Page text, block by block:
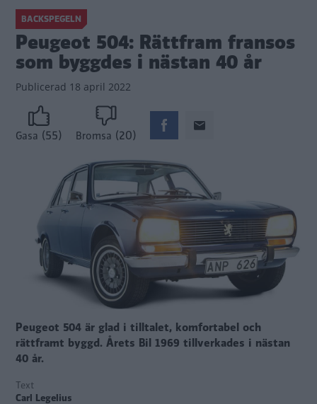
BACKSPEGELN
Peugeot 504: Rättfram fransos
som byggdes i nästan 40 år
Publicerad 18 april 2022
Gasa (55) Bromsa (20)
Peugeot 504 är glad i tilltalet, komfortabel och
rättframt byggd. Årets Bil 1969 tillverkades i nästan
40 år.
Text
Carl Legelius